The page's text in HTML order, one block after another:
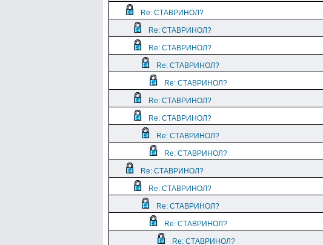
Re: СТАВРИНОЛ?
Re: СТАВРИНОЛ?
Re: СТАВРИНОЛ?
Re: СТАВРИНОЛ?
Re: СТАВРИНОЛ?
Re: СТАВРИНОЛ?
Re: СТАВРИНОЛ?
Re: СТАВРИНОЛ?
Re: СТАВРИНОЛ?
Re: СТАВРИНОЛ?
Re: СТАВРИНОЛ?
Re: СТАВРИНОЛ?
Re: СТАВРИНОЛ?
Re: СТАВРИНОЛ?